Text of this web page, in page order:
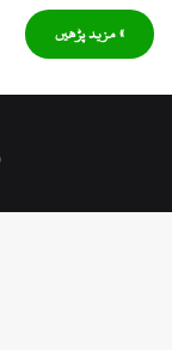
» مزید پڑھیں